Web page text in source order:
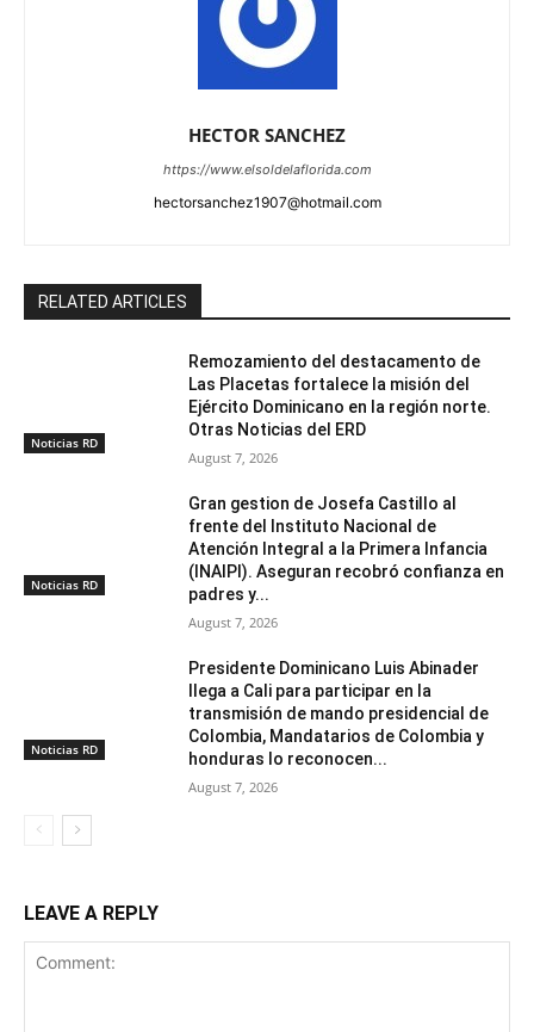
HECTOR SANCHEZ
https://www.elsoldelaflorida.com
hectorsanchez1907@hotmail.com
RELATED ARTICLES
Noticias RD
Remozamiento del destacamento de
Las Placetas fortalece la misión del
Ejército Dominicano en la región norte.
Otras Noticias del ERD
August 7, 2026
Noticias RD
Gran gestion de Josefa Castillo al
frente del Instituto Nacional de
Atención Integral a la Primera Infancia
(INAIPI). Aseguran recobró confianza en
padres y...
August 7, 2026
Noticias RD
Presidente Dominicano Luis Abinader
llega a Cali para participar en la
transmisión de mando presidencial de
Colombia, Mandatarios de Colombia y
honduras lo reconocen...
August 7, 2026
LEAVE A REPLY